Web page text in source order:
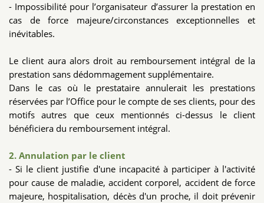
- Impossibilité pour l’organisateur d’assurer la prestation en
cas de force majeure/circonstances exceptionnelles et
inévitables.
Le client aura alors droit au remboursement intégral de la
prestation sans dédommagement supplémentaire.
Dans le cas où le prestataire annulerait les prestations
réservées par l’Office pour le compte de ses clients, pour des
motifs autres que ceux mentionnés ci-dessus le client
bénéficiera du remboursement intégral.
2. Annulation par le client
- Si le client justifie d'une incapacité à participer à l'activité
pour cause de maladie, accident corporel, accident de force
majeure, hospitalisation, décès d'un proche, il doit prévenir